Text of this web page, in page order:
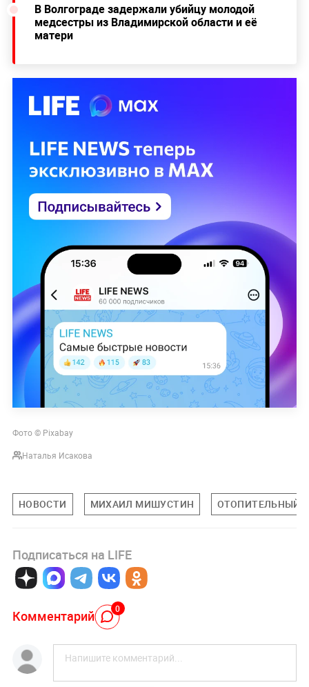
В Волгограде задержали убийцу молодой
медсестры из Владимирской области и её
матери
Фото © Pixabay
Наталья Исакова
НОВОСТИ МИХАИЛ МИШУСТИН
Подписаться на LIFE
Комментарий 0